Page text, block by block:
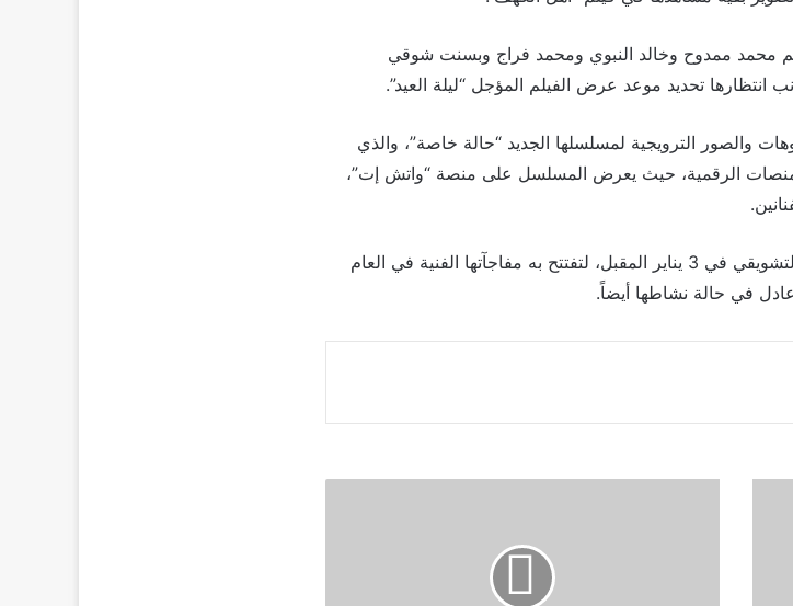
محمد ممدوح وخالد النبوي ومحمد فراج وبسنت شوقي
والصور الترويجية لمسلسلها الجديد “حالة خاصة”، والذي
الرقمية، حيث يعرض المسلسل على منصة “واتش إت”،
وكشفت غادة عادل عن انطلاق عرض المسلسل التشويقي في 3 يناير المقبل، لتفتتح به مفاجآتها الفنية في العام
في حالة نشاطها أيضاً.